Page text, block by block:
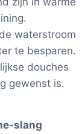
waterstroom
te besparen.
douches
gewenst is.
slang